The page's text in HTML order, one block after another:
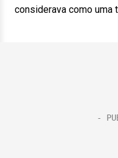
considerava como uma